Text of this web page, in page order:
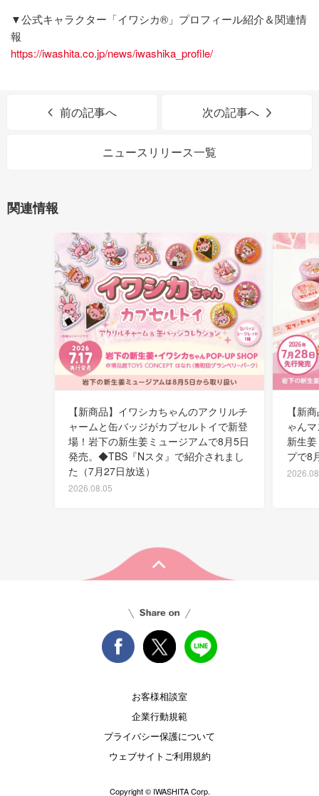
▼公式キャラクター「イワシカ®」プロフィール紹介＆関連情
報
https://iwashita.co.jp/news/iwashika_profile/
前の記事へ 次の記事へ
ニュースリリース一覧
関連情報
【新商品】イワシカちゃんのアクリルチ
ャームと缶バッジがカプセルトイで新登
場！岩下の新生姜ミュージアムで8月5日
発売。◆TBS『Nスタ』で紹介されまし
た（7月27日放送）
2026.08.05
【新
ゃん
新生
プで8
お客様相談室
企業行動規範
プライバシー保護について
ウェブサイトご利用規約
Copyright © IWASHITA Corp.